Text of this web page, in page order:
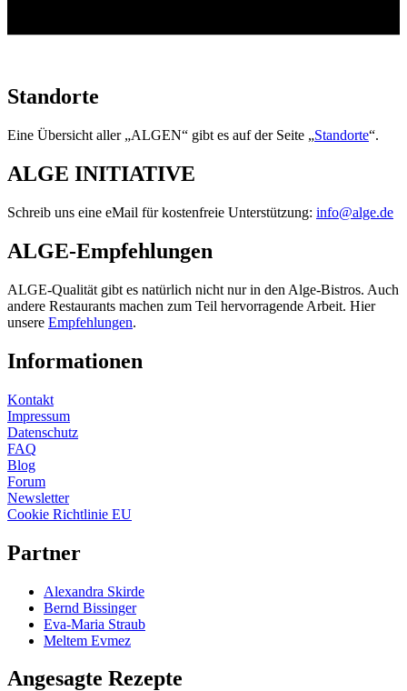
Standorte
Eine Übersicht aller „ALGEN“ gibt es auf der Seite „Standorte“.
ALGE INITIATIVE
Schreib uns eine eMail für kostenfreie Unterstützung: info@alge.de
ALGE-Empfehlungen
ALGE-Qualität gibt es natürlich nicht nur in den Alge-Bistros. Auch
andere Restaurants machen zum Teil hervorragende Arbeit. Hier
unsere Empfehlungen.
Informationen
Kontakt
Impressum
Datenschutz
FAQ
Blog
Forum
Newsletter
Cookie Richtlinie EU
Partner
Alexandra Skirde
Bernd Bissinger
Eva-Maria Straub
Meltem Evmez
Angesagte Rezepte